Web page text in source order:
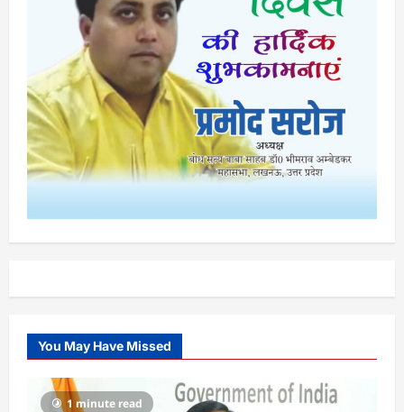
You May Have Missed
1 minute read